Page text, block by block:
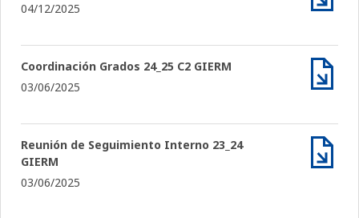
04/12/2025
Coordinación Grados 24_25 C2 GIERM
03/06/2025
Reunión de Seguimiento Interno 23_24
GIERM
03/06/2025